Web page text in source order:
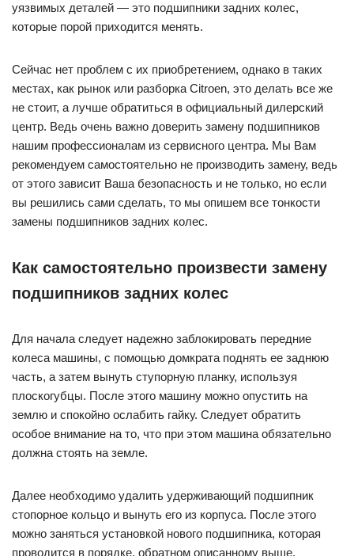
уязвимых деталей — это подшипники задних колес,
которые порой приходится менять.
Сейчас нет проблем с их приобретением, однако в таких
местах, как рынок или разборка Citroen, это делать все же
не стоит, а лучше обратиться в официальный дилерский
центр. Ведь очень важно доверить замену подшипников
нашим профессионалам из сервисного центра. Мы Вам
рекомендуем самостоятельно не производить замену, ведь
от этого зависит Ваша безопасность и не только, но если
вы решились сами сделать, то мы опишем все тонкости
замены подшипников задних колес.
Как самостоятельно произвести замену
подшипников задних колес
Для начала следует надежно заблокировать передние
колеса машины, с помощью домкрата поднять ее заднюю
часть, а затем вынуть ступорную планку, используя
плоскогубцы. После этого машину можно опустить на
землю и спокойно ослабить гайку. Следует обратить
особое внимание на то, что при этом машина обязательно
должна стоять на земле.
Далее необходимо удалить удерживающий подшипник
стопорное кольцо и вынуть его из корпуса. После этого
можно заняться установкой нового подшипника, которая
проводится в порядке, обратном описанному выше.